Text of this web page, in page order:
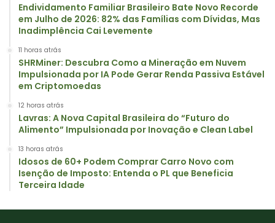
Endividamento Familiar Brasileiro Bate Novo Recorde
em Julho de 2026: 82% das Famílias com Dívidas, Mas
Inadimplência Cai Levemente
11 horas atrás
SHRMiner: Descubra Como a Mineração em Nuvem
Impulsionada por IA Pode Gerar Renda Passiva Estável
em Criptomoedas
12 horas atrás
Lavras: A Nova Capital Brasileira do “Futuro do
Alimento” Impulsionada por Inovação e Clean Label
13 horas atrás
Idosos de 60+ Podem Comprar Carro Novo com
Isenção de Imposto: Entenda o PL que Beneficia
Terceira Idade